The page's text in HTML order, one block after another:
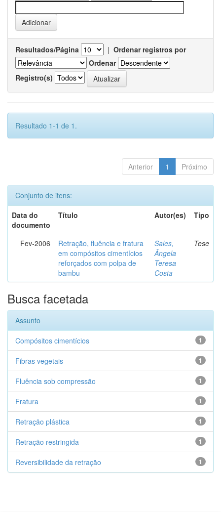
Resultados/Página | Ordenar registros por
Ordenar
Registro(s)
Resultado 1-1 de 1.
Anterior 1 Próximo
Conjunto de itens:
Data do
documento
Título Autor(es) Tipo
Fev-2006
Retração, fluência e fratura
em compósitos cimentícios
reforçados com polpa de
bambu
Sales,
Ângela
Teresa
Costa
Tese
Busca facetada
Assunto
1
Compósitos cimentícios
1
Fibras vegetais
1
Fluência sob compressão
1
Fratura
1
Retração plástica
1
Retração restringida
1
Reversibilidade da retração